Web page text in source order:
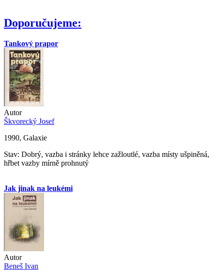
Doporučujeme:
Tankový prapor
Autor
Škvorecký Josef
1990, Galaxie
Stav: Dobrý, vazba i stránky lehce zažloutlé, vazba místy ušpiněná,
hřbet vazby mírně prohnutý
Jak jinak na leukémi
Autor
Beneš Ivan